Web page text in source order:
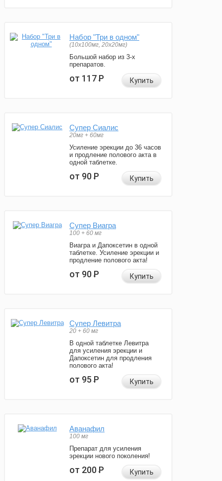
Набор "Три в одном"
(10x100мг, 20x20мг)
Большой набор из 3-х
препаратов.
от 117Р Купить
Супер Сиалис
20мг + 60мг
Усиление эрекции до 36 часов
и продление полового акта в
одной таблетке.
от 90Р Купить
Супер Виагра
100 + 60 мг
Виагра и Дапоксетин в одной
таблетке. Усиление эрекции и
продление полового акта!
от 90Р Купить
Супер Левитра
20 + 60 мг
В одной таблетке Левитра
для усиления эрекции и
Дапоксетин для продления
полового акта!
от 95Р Купить
Аванафил
100 мг
Препарат для усиления
эрекции нового поколения!
от 200Р Купить